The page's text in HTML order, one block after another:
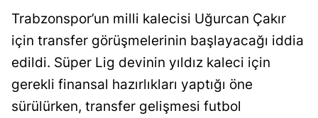
Aydın
Balıkesir
Trabzonspor’un milli kalecisi Uğurcan Çakır
için transfer görüşmelerinin başlayacağı iddia
edildi. Süper Lig devinin yıldız kaleci için
gerekli finansal hazırlıkları yaptığı öne
sürülürken, transfer gelişmesi futbol